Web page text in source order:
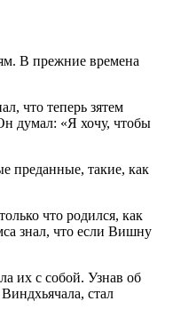
В прежние времена
что теперь зятем
думал: «Я хочу, чтобы
преданные, такие, как
что родился, как
знал, что если Вишну
их с собой. Узнав об
стал